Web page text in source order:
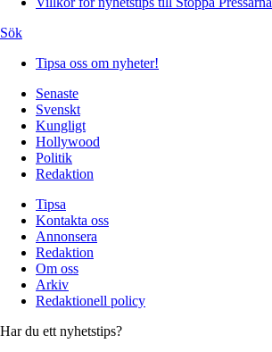
Sök
Tipsa oss om nyheter!
Senaste
Svenskt
Kungligt
Hollywood
Politik
Redaktion
Tipsa
Kontakta oss
Annonsera
Redaktion
Om oss
Arkiv
Redaktionell policy
Har du ett nyhetstips?